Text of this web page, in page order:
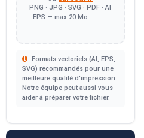
PNG · JPG · SVG · PDF · AI
· EPS — max 20 Mo
Formats vectoriels (AI, EPS,
SVG) recommandés pour une
meilleure qualité d'impression.
Notre équipe peut aussi vous
aider à préparer votre fichier.